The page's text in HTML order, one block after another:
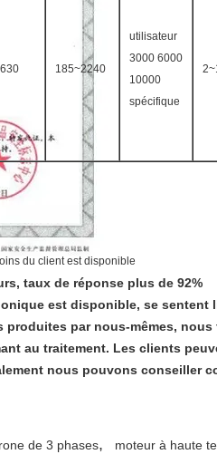
185~2240
utilisateur
3000 6000
10000
spécifique
du client est disponible
taux de réponse plus de 92%
est disponible, se sentent
produites par nous-mêmes,
au traitement. Les clients
nous pouvons conseiller
de 3 phases, moteur à haute